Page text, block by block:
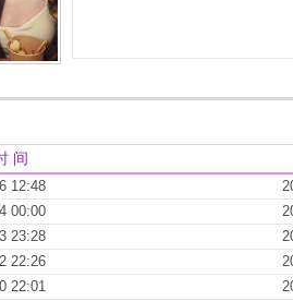
间
12:48
00:00
23:28
22:26
22:01